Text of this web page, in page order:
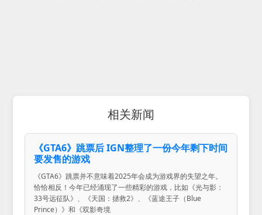
相关新闻
《GTA6》跳票后 IGN整理了一份今年剩下时间
要发售的游戏
《GTA6》跳票并不意味着2025年会成为游戏界的失望之年。
恰恰相反！今年已经涌现了一些精彩的游戏，比如《光与影：
33号远征队》、《天国：拯救2》、《蓝途王子（Blue
Prince）》和《双影奇境